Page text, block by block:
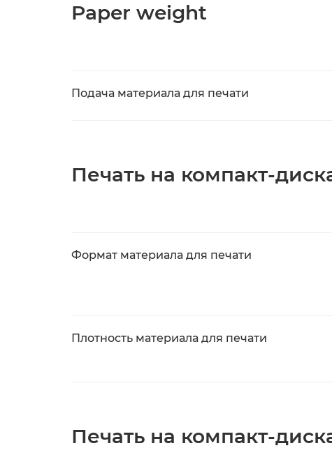
Paper weight
Подача материала для печати
Печать на компакт-
Формат материала для печати
Плотность материала для печати
Печать на компакт-